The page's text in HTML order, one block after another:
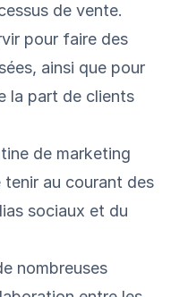
de vente.
pour faire des
ainsi que pour
la part de clients
de marketing
au courant des
sociaux et du
nombreuses